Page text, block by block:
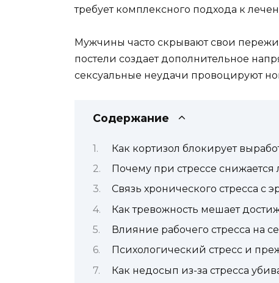
требует комплексного подхода к
Мужчины часто скрывают свои
постели создает дополнительное
сексуальные неудачи провоцируют
Содержание
Как кортизол блокирует
Почему при стрессе снижается
Связь хронического стресса с
Как тревожность мешает
Влияние рабочего стресса на
Психологический стресс и
Как недосып из-за стресса